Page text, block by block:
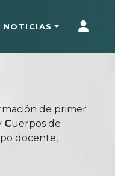
NOTICIAS
de primer
Cuerposde
docente,